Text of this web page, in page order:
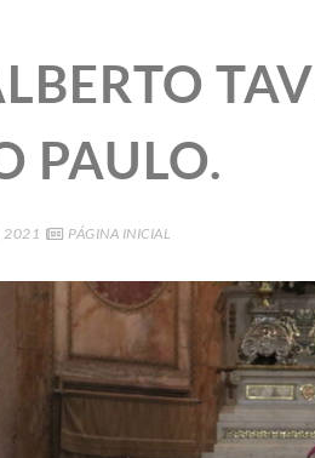
PAULO.
2021 PÁGINA INICIAL